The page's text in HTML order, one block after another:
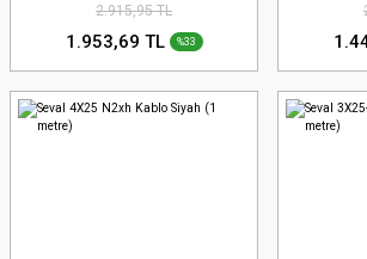
2.915,95 TL
1.953,69 TL %33